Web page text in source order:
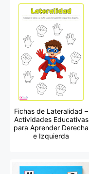
Fichas de Lateralidad –
Actividades Educativas
para Aprender Derecha
e Izquierda